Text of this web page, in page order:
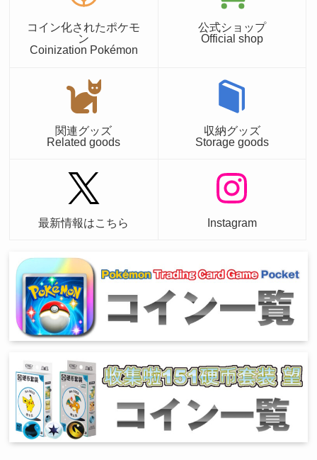
コイン化されたポケモ
ン
Coinization Pokémon
公式ショップ
Official shop
関連グッズ
Related goods
収納グッズ
Storage goods
最新情報はこちら Instagram